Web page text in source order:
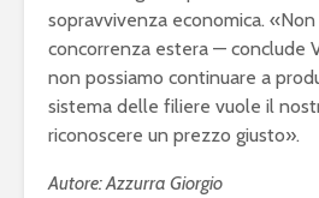
sopravvivenza economica.
concorrenza estera — conclude
non possiamo continuare a
sistema delle filiere vuole il
riconoscere un prezzo giusto».
Autore: Azzurra Giorgio